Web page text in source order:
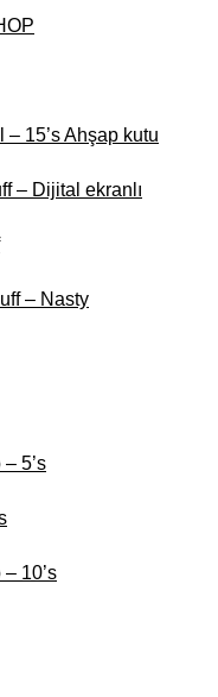
– 15’s Ahşap kutu
– Dijital ekranlı
– Nasty
5’s
10’s